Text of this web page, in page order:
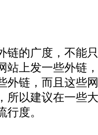
的广度，不能只
站上发一些外链
外链，而且这些
所以建议在一些
度。